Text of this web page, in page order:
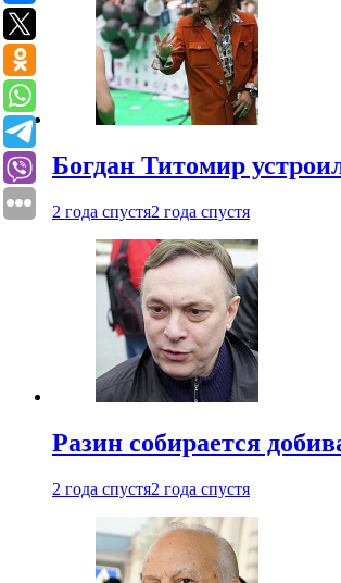
Богдан Титомир
2 года спустя2 года спустя
Разин собирается
2 года спустя2 года спустя